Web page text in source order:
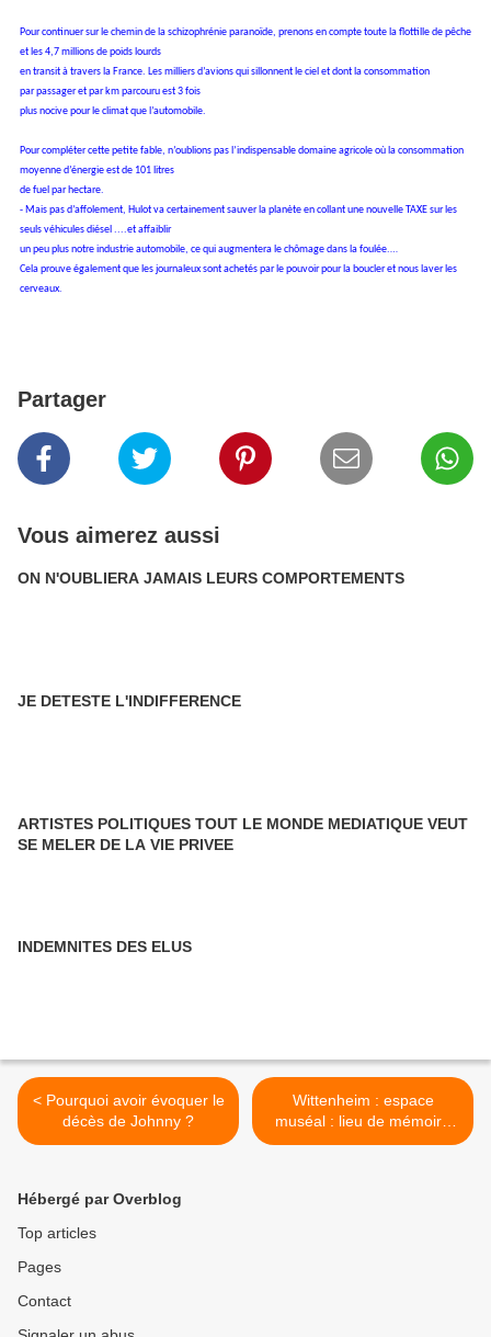
Pour continuer sur le chemin de la schizophrénie paranoïde, prenons encompte toute la flottille de pêche
et les 4,7 millions de poids lourds
en transit à travers la France. Les milliers d’avions qui sillonnent le ciel et dont la consommation
parpassager et par km parcouru est 3 fois
plus nocive pour le climat que l’automobile.
Pour compléter cette petite fable, n’oublions pas l’indispensable domaineagricole où la consommation
moyenne d’énergie est de 101 litres
de fuel par hectare.
- Mais pas d’affolement, Hulot va certainement sauver la planète en collantune nouvelle TAXE sur les
seuls véhicules diésel ....et affaiblir
un peu plus notre industrie automobile, ce qui augmentera le chômage dans la foulée.…
Cela prouve également que les journaleux sont achetés par le pouvoir pour la boucler et nous laver les
cerveaux.
Partager
Vous aimerez aussi
ON N'OUBLIERA JAMAIS LEURS COMPORTEMENTS
JE DETESTE L'INDIFFERENCE
ARTISTES POLITIQUES TOUT LE MONDE MEDIATIQUE VEUT
SE MELER DE LA VIE PRIVEE
INDEMNITES DES ELUS
< Pourquoi avoir évoquer le
décès de Johnny ?
Wittenheim : espace
muséal : lieu de mémoire
dans l'ancien laboratoire >
Hébergé par Overblog
Top articles
Pages
Contact